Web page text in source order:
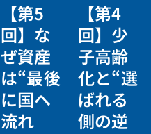
【第5
回】な
ぜ資産
は“最後
に国へ
流れ
【第4
回】少
子高齢
化と“選
ばれる
側の逆